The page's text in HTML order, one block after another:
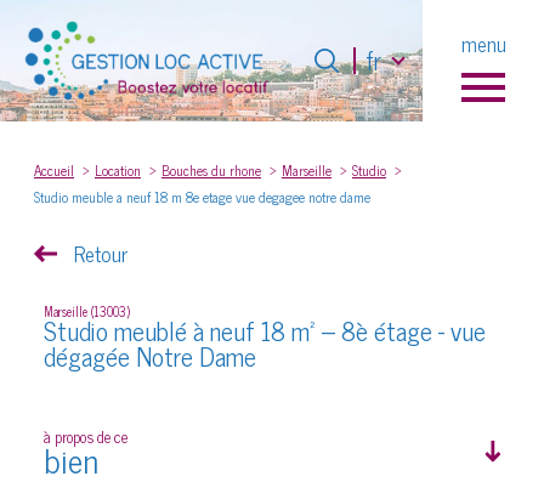
menu
fr
Accueil 0 Langue
fr
Accueil Location Bouches du rhone Marseille
Studio
Studio meuble a neuf 18 m 8e etage vue degagee notre dame
Retour
Marseille (13003)
Studio meublé à neuf 18 m² – 8è étage - vue
dégagée Notre Dame
à propos de ce
bien